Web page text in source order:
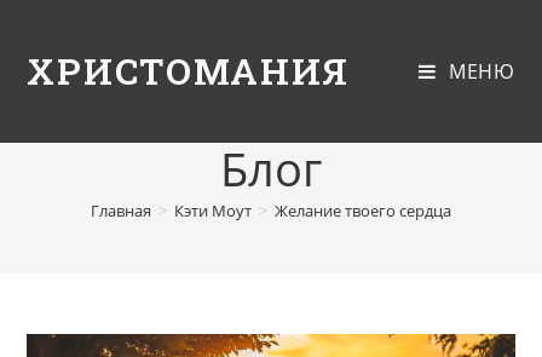
ХРИСТОМАНИЯ МЕНЮ
Блог
Главная > Кэти Моут > Желание твоего сердца